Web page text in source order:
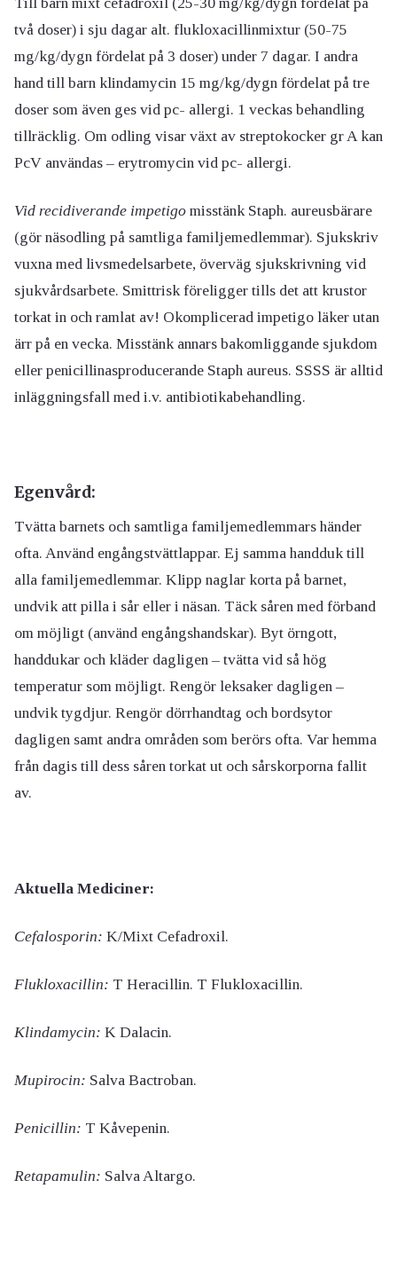
två doser) i sju dagar alt. flukloxacillinmixtur (50-75
mg/kg/dygn fördelat på 3 doser) under 7 dagar. I andra
hand till barn klindamycin 15 mg/kg/dygn fördelat på tre
doser som även ges vid pc- allergi. 1 veckas behandling
tillräcklig. Om odling visar växt av streptokocker gr A kan
PcV användas – erytromycin vid pc- allergi.
Vid recidiverande impetigo misstänk Staph. aureusbärare
(gör näsodling på samtliga familjemedlemmar). Sjukskriv
vuxna med livsmedelsarbete, överväg sjukskrivning vid
sjukvårdsarbete. Smittrisk föreligger tills det att krustor
torkat in och ramlat av! Okomplicerad impetigo läker utan
ärr på en vecka. Misstänk annars bakomliggande sjukdom
eller penicillinasproducerande Staph aureus. SSSS är alltid
inläggningsfall med i.v. antibiotikabehandling.
Egenvård:
Tvätta barnets och samtliga familjemedlemmars händer
ofta. Använd engångstvättlappar. Ej samma handduk till
alla familjemedlemmar. Klipp naglar korta på barnet,
undvik att pilla i sår eller i näsan. Täck såren med förband
om möjligt (använd engångshandskar). Byt örngott,
handdukar och kläder dagligen – tvätta vid så hög
temperatur som möjligt. Rengör leksaker dagligen –
undvik tygdjur. Rengör dörrhandtag och bordsytor
dagligen samt andra områden som berörs ofta. Var hemma
från dagis till dess såren torkat ut och sårskorporna fallit
av.
Aktuella Mediciner:
Cefalosporin: K/Mixt Cefadroxil.
Flukloxacillin: T Heracillin. T Flukloxacillin.
Klindamycin: K Dalacin.
Mupirocin: Salva Bactroban.
Penicillin: T Kåvepenin.
Retapamulin: Salva Altargo.